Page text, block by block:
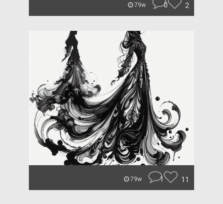
79w 0 2
79w 1 11